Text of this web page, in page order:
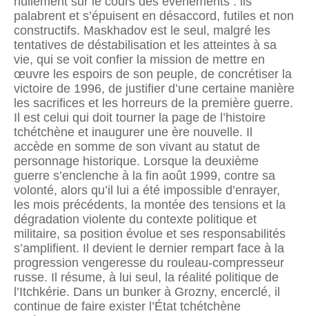
palabrent et s’épuisent en désaccord, futiles et non
constructifs. Maskhadov est le seul, malgré les
tentatives de déstabilisation et les atteintes à sa
vie, qui se voit confier la mission de mettre en
œuvre les espoirs de son peuple, de concrétiser la
victoire de 1996, de justifier d’une certaine manière
les sacrifices et les horreurs de la première guerre.
Il est celui qui doit tourner la page de l’histoire
tchétchène et inaugurer une ère nouvelle. Il
accède en somme de son vivant au statut de
personnage historique. Lorsque la deuxième
guerre s’enclenche à la fin août 1999, contre sa
volonté, alors qu’il lui a été impossible d’enrayer,
les mois précédents, la montée des tensions et la
dégradation violente du contexte politique et
militaire, sa position évolue et ses responsabilités
s’amplifient. Il devient le dernier rempart face à la
progression vengeresse du rouleau-compresseur
russe. Il résume, à lui seul, la réalité politique de
l’Itchkérie. Dans un bunker à Grozny, encerclé, il
continue de faire exister l’État tchétchène